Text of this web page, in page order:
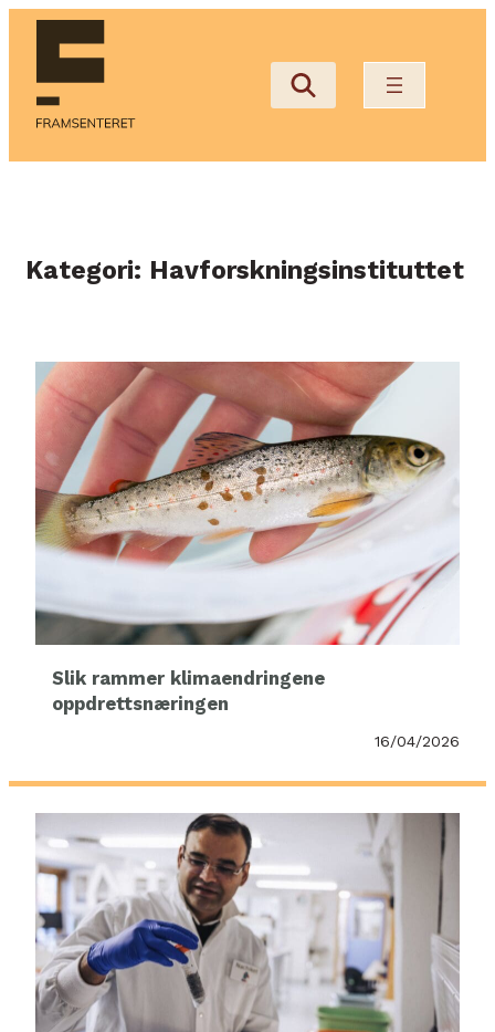
Hopp
innhold
Kategori: Havforskningsinstituttet
Slik rammer klimaendringene
oppdrettsnæringen
16/04/2026